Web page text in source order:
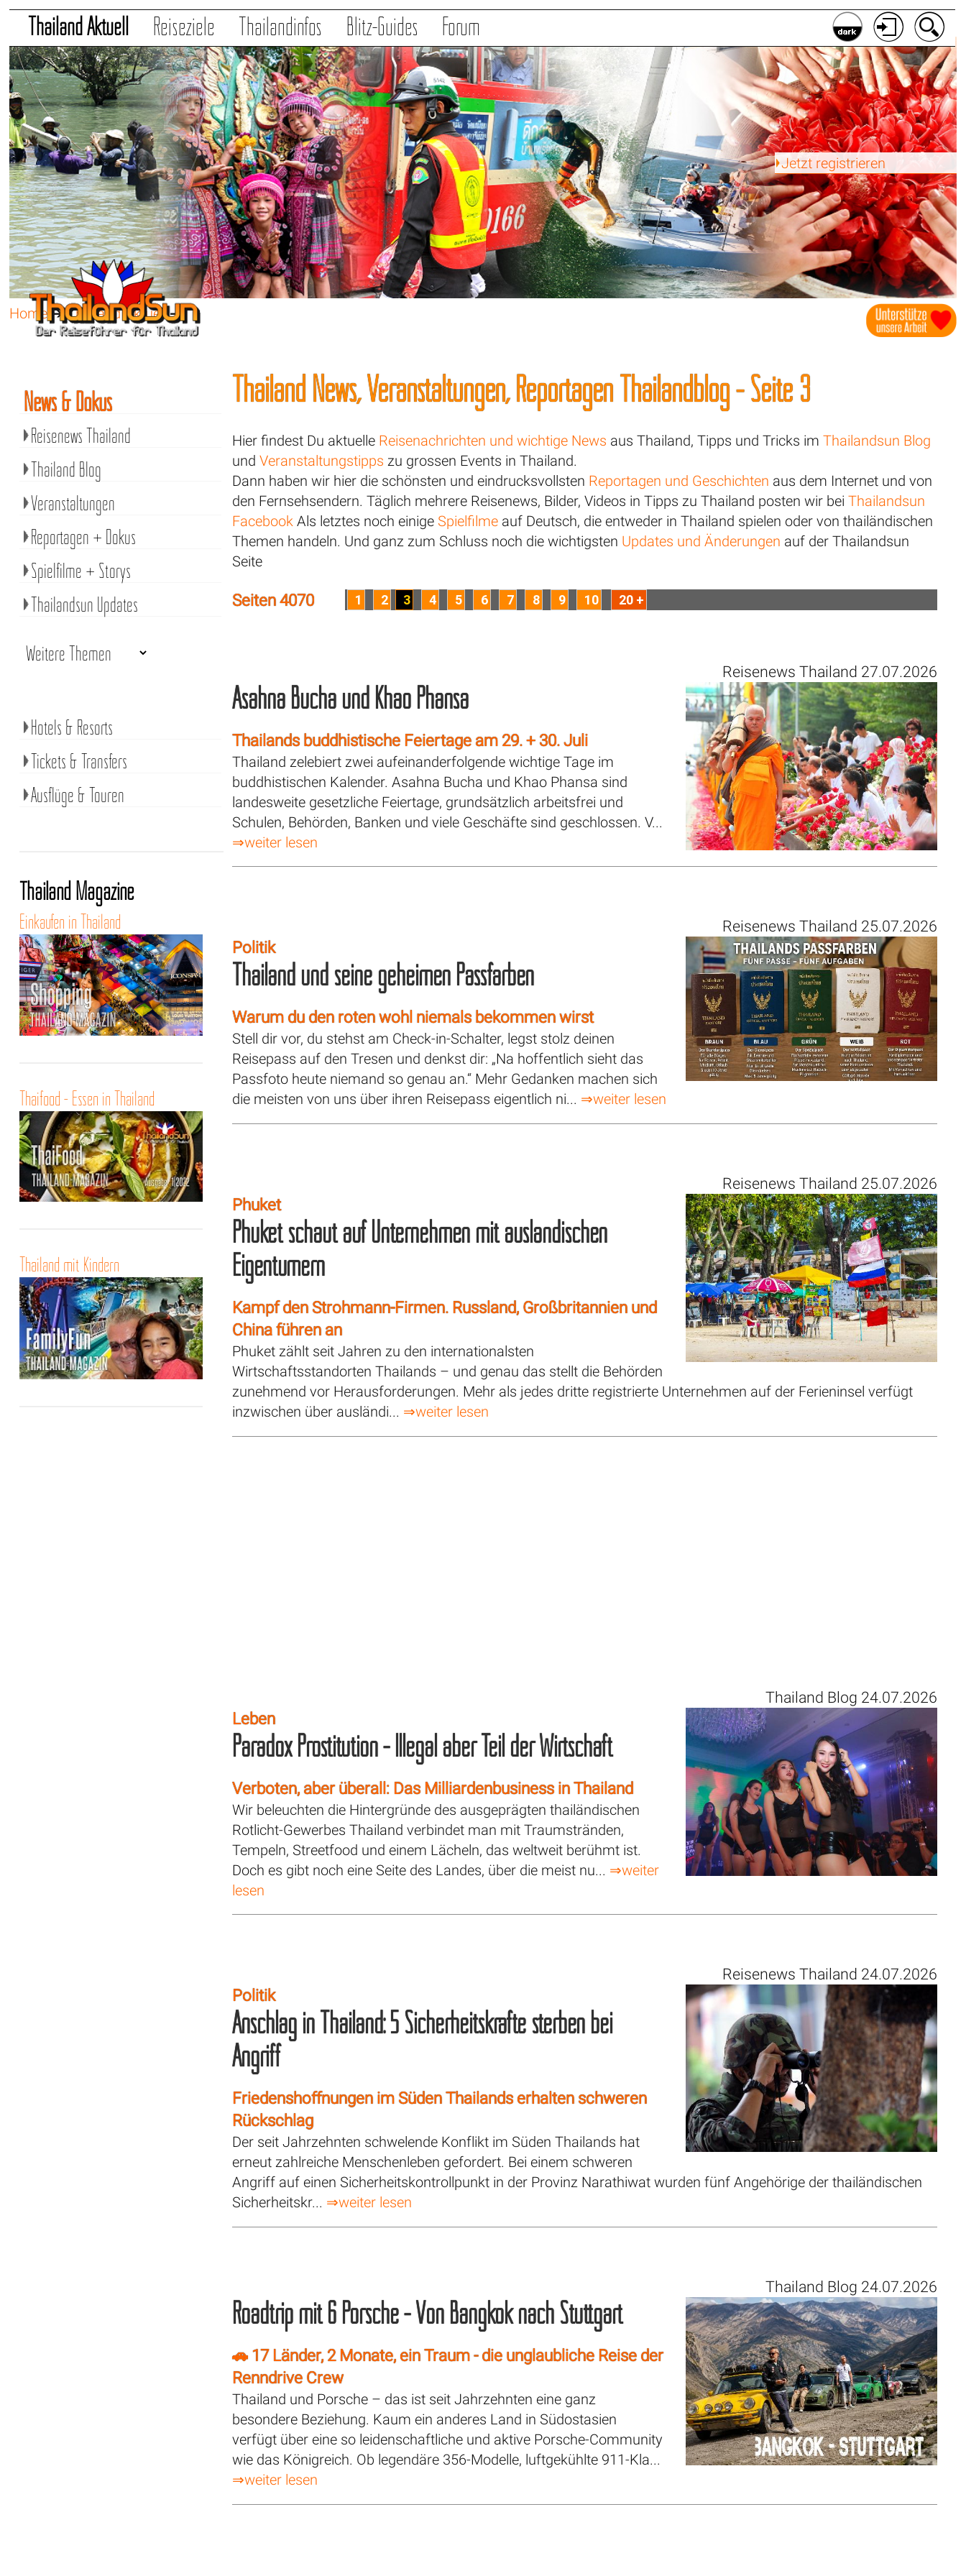
Thailand Aktuell Reiseziele Thailandinfos Blitz-Guides Forum
Jetzt registrieren
Home➔Thailand Aktuell➔
Thailand News, Veranstaltungen, Reportagen Thailandblog - Seite 3
Hier findest Du aktuelle Reisenachrichten und wichtige News aus Thailand, Tipps und Tricks imThailandsun Blog
undVeranstaltungstipps zu grossen Events in Thailand.
Dann haben wir hier die schönsten und eindrucksvollsten Reportagen und Geschichten aus dem Internet und von
den Fernsehsendern. Täglich mehrere Reisenews, Bilder, Videos in Tipps zu Thailand posten wir beiThailandsun
Facebook Als letztes noch einige Spielfilme auf Deutsch, die entweder in Thailand spielen oder von thailändischen
Themen handeln. Und ganz zum Schluss noch die wichtigsten Updates und Änderungen auf der Thailandsun
Seite
Seiten 4070 1 2 3 4 5 6 7 8 9 10 20 +
Reisenews Thailand 27.07.2026
Asahna Bucha und Khao Phansa
Thailands buddhistische Feiertage am 29. + 30. Juli
Thailand zelebiert zwei aufeinanderfolgende wichtige Tage im
buddhistischen Kalender. Asahna Bucha und Khao Phansa sind
landesweite gesetzliche Feiertage, grundsätzlich arbeitsfrei und
Schulen, Behörden, Banken und viele Geschäfte sind geschlossen. V...
⇒weiter lesen
Reisenews Thailand 25.07.2026
Politik
Thailand und seine geheimen Passfarben
Warum du den roten wohl niemals bekommen wirst
Stell dir vor, du stehst am Check-in-Schalter, legst stolz deinen
Reisepass auf den Tresen und denkst dir: „Na hoffentlich sieht das
Passfoto heute niemand so genau an.“ Mehr Gedanken machen sich
die meisten von uns über ihren Reisepass eigentlich ni... ⇒weiter lesen
Reisenews Thailand 25.07.2026
Phuket
Phuket schaut auf Unternehmen mit ausländischen
Eigentümern
Kampf den Strohmann-Firmen. Russland, Großbritannien und
China führen an
Phuket zählt seit Jahren zu den internationalsten
Wirtschaftsstandorten Thailands – und genau das stellt die Behörden
zunehmend vor Herausforderungen. Mehr als jedes dritte registrierte Unternehmen auf der Ferieninsel verfügt
inzwischen über ausländi... ⇒weiter lesen
Thailand Blog 24.07.2026
Leben
Paradox Prostitution - Illegal aber Teil der Wirtschaft
Verboten, aber überall: Das Milliardenbusiness in Thailand
Wir beleuchten die Hintergründe des ausgeprägten thailändischen
Rotlicht-Gewerbes Thailand verbindet man mit Traumstränden,
Tempeln, Streetfood und einem Lächeln, das weltweit berühmt ist.
Doch es gibt noch eine Seite des Landes, über die meist nu... ⇒weiter
lesen
Reisenews Thailand 24.07.2026
Politik
Anschlag in Thailand: 5 Sicherheitskräfte sterben bei
Angriff
Friedenshoffnungen im Süden Thailands erhalten schweren
Rückschlag
Der seit Jahrzehnten schwelende Konflikt im Süden Thailands hat
erneut zahlreiche Menschenleben gefordert. Bei einem schweren
Angriff auf einen Sicherheitskontrollpunkt in der Provinz Narathiwat wurden fünf Angehörige der thailändischen
Sicherheitskr... ⇒weiter lesen
Thailand Blog 24.07.2026
Roadtrip mit 6 Porsche - Von Bangkok nach Stuttgart
🚗 17 Länder, 2 Monate, ein Traum - die unglaubliche Reise der
Renndrive Crew
Thailand und Porsche – das ist seit Jahrzehnten eine ganz
besondere Beziehung. Kaum ein anderes Land in Südostasien
verfügt über eine so leidenschaftliche und aktive Porsche-Community
wie das Königreich. Ob legendäre 356-Modelle, luftgekühlte 911-Kla...
⇒weiter lesen
News & Dokus
Reisenews Thailand
Thailand Blog
Veranstaltungen
Reportagen + Dokus
Spielfilme + Storys
Thailandsun Updates
Hotels & Resorts
Tickets & Transfers
Ausflüge & Touren
Thailand Magazine
Einkaufen in Thailand
Thaifood - Essen in Thailand
Thailand mit Kindern